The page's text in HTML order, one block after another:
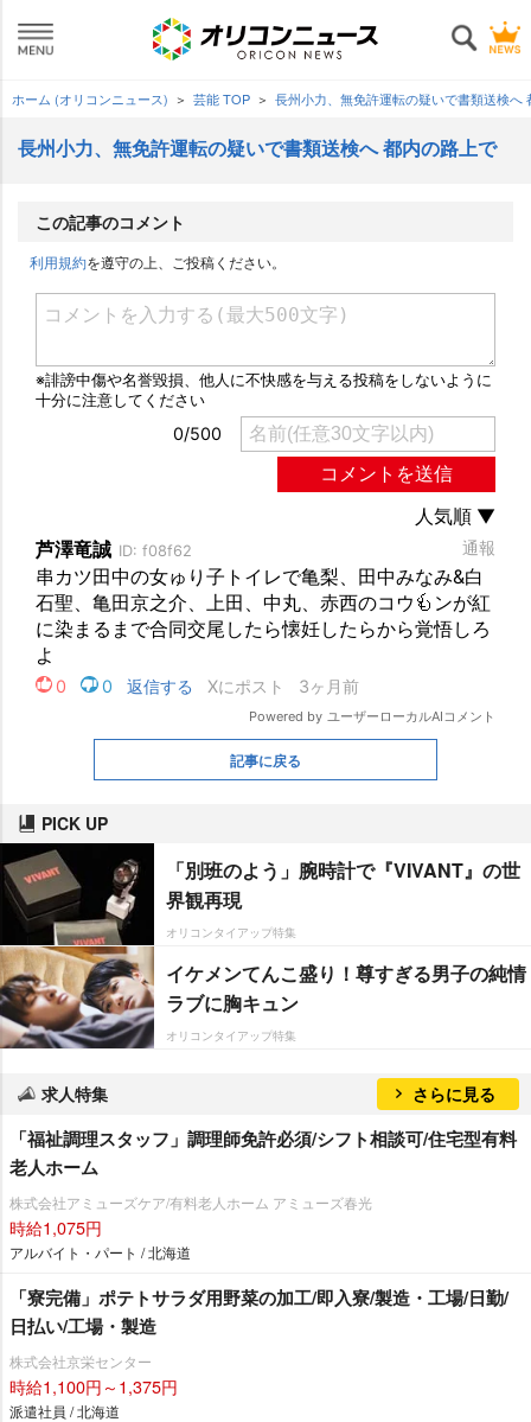
ホーム (オリコンニュース) 芸能 TOP 長州小力、無免許運転の疑いで書類送検へ
長州小力、無免許運転の疑いで書類送検へ 都内の路上で
この記事のコメント
利用規約を遵守の上、ご投稿ください。
記事に戻る
PICK UP
「別班のよう」腕時計で『VIVANT』の世
界観再現
オリコンタイアップ特集
イケメンてんこ盛り！尊すぎる男子の純情
ラブに胸キュン
オリコンタイアップ特集
求人特集 さらに見る
「福祉調理スタッフ」調理師免許必須/シフト相談可/住宅型有料
老人ホーム
株式会社アミューズケア/有料老人ホーム アミューズ春光
時給1,075円
アルバイト・パート / 北海道
「寮完備」ポテトサラダ用野菜の加工/即入寮/製造・工場/日勤/
日払い/工場・製造
株式会社京栄センター
時給1,100円～1,375円
派遣社員 / 北海道